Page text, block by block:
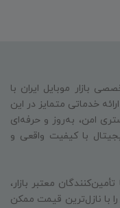
بازار موبایل ایران با
خدماتی متمایز در این
امن، به‌روز و حرفه‌ای
با کیفیت واقعی و
معتبر بازار،
با نازل‌ترین قیمت ممکن